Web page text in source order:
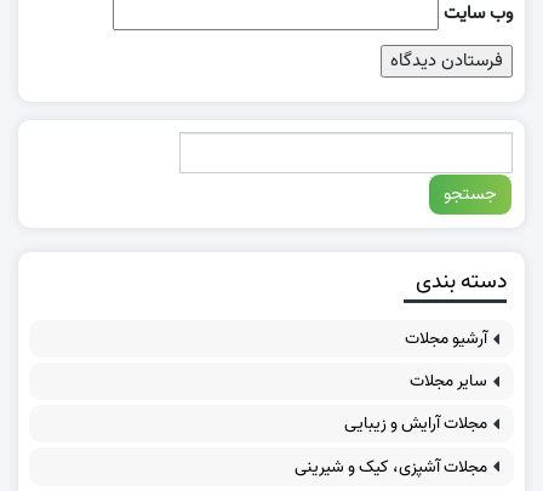
وب‌ سایت
دسته بندی
آرشیو مجلات
سایر مجلات
مجلات آرایش و زیبایی
مجلات آشپزی، کیک و شیرینی